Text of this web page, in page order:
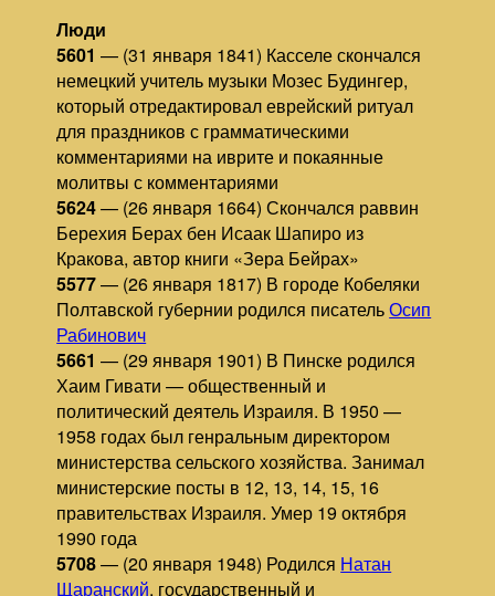
Люди
5601 — (31 января 1841) Касселе скончался
немецкий учитель музыки Мозес Будингер,
который отредактировал еврейский ритуал
для праздников с грамматическими
комментариями на иврите и покаянные
молитвы с комментариями
5624— (26 января 1664) Скончался раввин
Берехия Берах бен Исаак Шапиро из
Кракова, автор книги «Зера Бейрах»
5577— (26 января 1817) В городе Кобеляки
Полтавской губернии родился писательОсип
Рабинович
5661 — (29 января 1901) В Пинске родился
Хаим Гивати — общественный и
политический деятель Израиля. В 1950 —
1958 годах был генральным директором
министерства сельского хозяйства. Занимал
министерские посты в 12, 13, 14, 15, 16
правительствах Израиля. Умер 19 октября
1990 года
5708— (20 января 1948) Родился Натан
Щаранский, государственный и